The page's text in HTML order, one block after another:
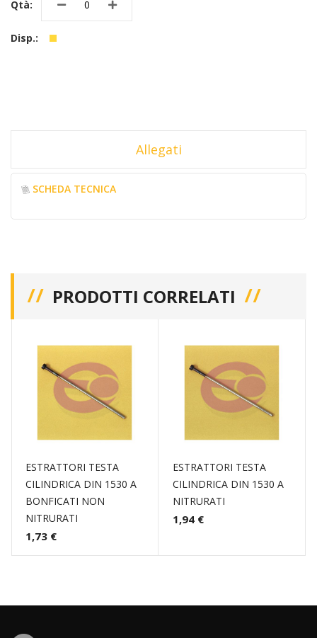
Allegati
SCHEDA TECNICA
PRODOTTI CORRELATI
ESTRATTORI TESTA
CILINDRICA DIN 1530 A
BONFICATI NON
NITRURATI
1,73 €
ESTRATTORI TESTA
CILINDRICA DIN 1530 A
NITRURATI
1,94 €